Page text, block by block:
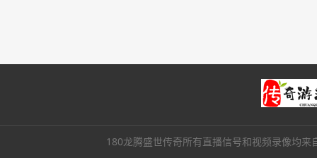
180龙腾盛世传奇所有直播信号和视频录像均